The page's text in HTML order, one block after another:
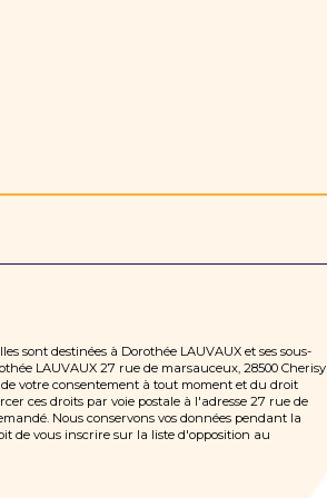
sont destinées à Dorothée LAUVAUX et ses sous-
LAUVAUX 27 rue de marsauceux, 28500 Cherisy
de votre consentement à tout moment et du droit
ces droits par voie postale à l'adresse 27 rue de
Nous conservons vos données pendant la
de vous inscrire sur la liste d'opposition au